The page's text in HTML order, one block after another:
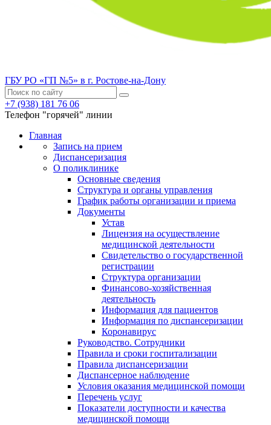
ГБУ РО «ГП №5» в г. Ростове-на-Дону
+7 (938) 181 76 06
Телефон "горячей" линии
Главная
Запись на прием
Диспансеризация
О поликлинике
Основные сведения
Структура и органы управления
График работы организации и приема
Документы
Устав
Лицензия на осуществление
медицинской деятельности
Свидетельство о государственной
регистрации
Структура организации
Финансово-хозяйственная
деятельность
Информация для пациентов
Информация по диспансеризации
Коронавирус
Руководство. Сотрудники
Правила и сроки госпитализации
Правила диспансеризации
Диспансерное наблюдение
Условия оказания медицинской помощи
Перечень услуг
Показатели доступности и качества
медицинской помощи